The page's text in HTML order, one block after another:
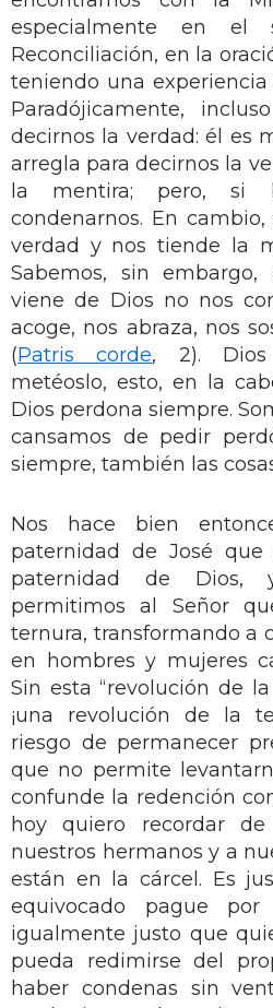
especialmente en el
Reconciliación, en la
teniendo una
Paradójicamente,
decirnos la verdad: él es
arregla para decirnos la
la mentira; pero, si
condenarnos. En
verdad y nos tiende la
Sabemos, sin
viene de Dios no nos
acoge, nos abraza, nos
(Patris corde, 2). Dios
metéoslo, esto, en la
Dios perdona siempre.
cansamos de pedir
siempre, también las
Nos hace bien
paternidad de José
paternidad de Dios,
permitimos al Señor
ternura, transformando a
en hombres y mujeres
Sin esta “revolución de
¡una revolución de la
riesgo de permanecer
que no permite
confunde la redención
hoy quiero recordar
nuestros hermanos y a
están en la cárcel. Es
equivocado pague
igualmente justo que
pueda redimirse del
haber condenas sin